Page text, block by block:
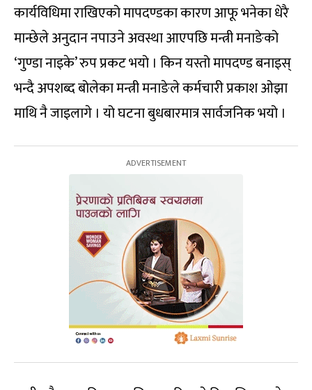
कार्यविधिमा राखिएको मापदण्डका कारण आफू भनेका धेरै
मान्छेले अनुदान नपाउने अवस्था आएपछि मन्त्री मनाङेको
‘गुण्डा नाइके’ रुप प्रकट भयो । किन यस्तो मापदण्ड बनाइस्
भन्दै अपशब्द बोलेका मन्त्री मनाङेले कर्मचारी प्रकाश ओझा
माथि नै जाइलागे । यो घटना बुधबारमात्र सार्वजनिक भयो ।